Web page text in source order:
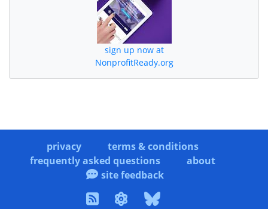
sign up now at
NonprofitReady.org
privacy
terms & conditions
frequently asked questions
about
site feedback